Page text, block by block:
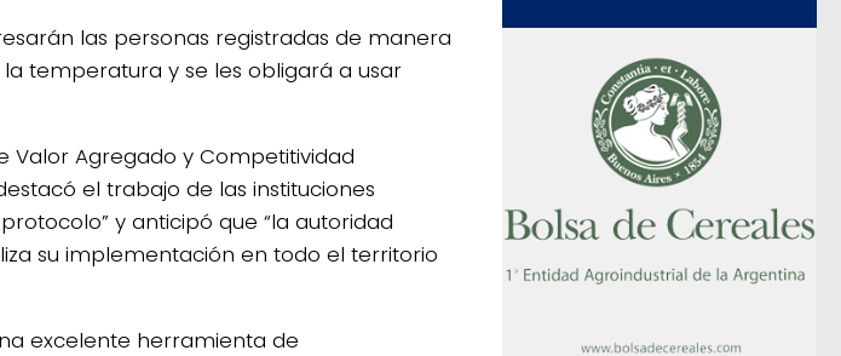
las personas registradas de manera
temperatura y se les obligará a usar
Valor Agregado y Competitividad
el trabajo de las instituciones
y anticipó que “la autoridad
su implementación en todo el territorio
excelente herramienta de